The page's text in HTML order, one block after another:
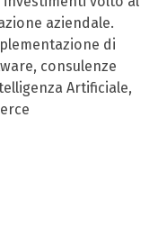
aziendale.
di
consulenze
Artificiale,